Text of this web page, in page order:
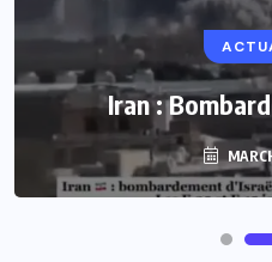
Iran :